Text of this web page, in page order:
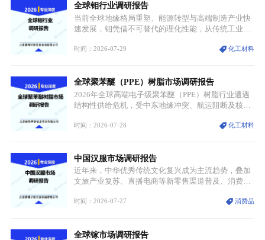
体规模扩张，高附加值领域与规模化工业应用形成两
大独立增长体系。
全球钼行业调研报告
当前全球地缘格局重塑、能源转型与高端制造产业快
速发展，钼凭借不可替代的理化性能，从传统工业金
需格局重构、价值体系重估的新阶段。钼是典型难熔
贯穿传统工业、高端制造、军工、新能源等多个核心
产业，成为现代工业体系中不可或缺的基础材料。
时间：2026-07-29 化工材料
全球聚苯醚（PPE）树脂市场调研报告
2026年全球高端电子级聚苯醚（PPE）树脂行业遭遇
结构性供给危机，受中东地缘冲突、航运阻断及核心
停产，行业长期维持寡头垄断的供应链格局彻底瓦
价无市”的供给真空，并沿高频覆铜板、PCB电路板向
AI服务器、5G基站等高端电子终端持续传导，全产业
链生产、成本、交付均承受巨大压力。
时间：2026-07-28 化工材料
中国汉服市场调研报告
近年来，中华优秀传统文化复兴成为主流趋势，叠加
文旅产业复苏、直播电商等新零售渠道普及、消费群
服不再局限于传统节日、古风活动等小众场景，逐步
重要载体。同时，行业标准落地、生产技术升级、原
时间：2026-07-27 消费品
全球镓市场调研报告